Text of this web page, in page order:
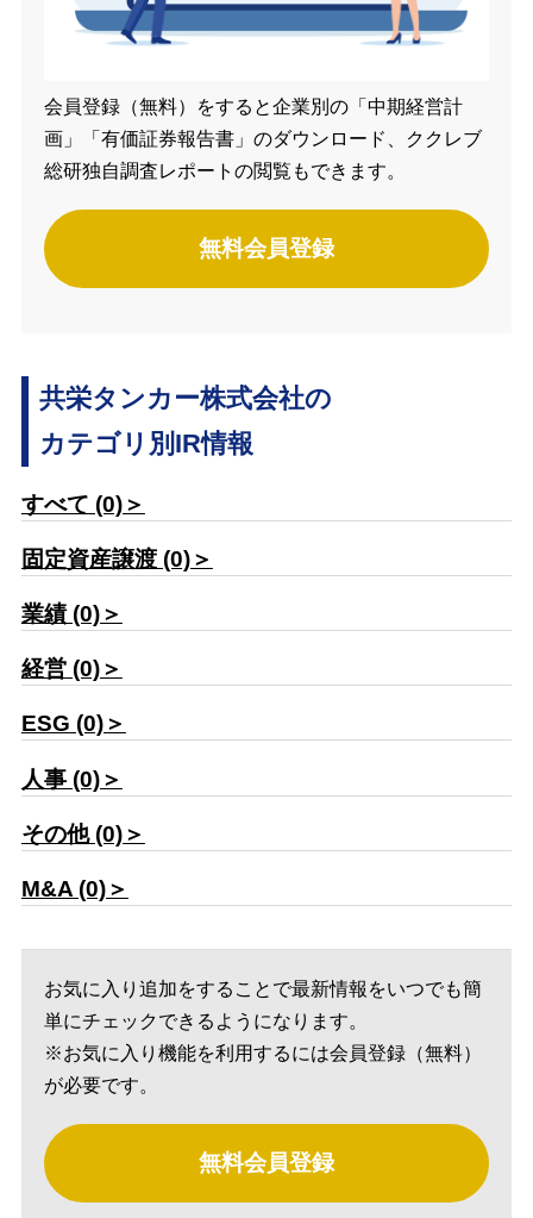
会員登録（無料）をすると企業別の「中期経営計
画」「有価証券報告書」のダウンロード、ククレブ
総研独自調査レポートの閲覧もできます。
無料会員登録
共栄タンカー株式会社の
カテゴリ別IR情報
すべて (0)＞
固定資産譲渡 (0)＞
業績 (0)＞
経営 (0)＞
ESG (0)＞
人事 (0)＞
その他 (0)＞
M&A (0)＞
お気に入り追加をすることで最新情報をいつでも簡
単にチェックできるようになります。
※お気に入り機能を利用するには会員登録（無料）
が必要です。
無料会員登録